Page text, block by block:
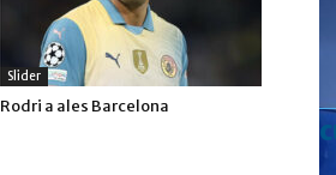
Slider
Rodri a ales Barcelona